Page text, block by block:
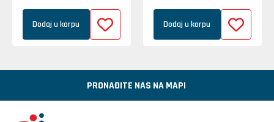
Dodaj u korpu Dodaj u korpu
PRONAĐITE NAS NA MAPI